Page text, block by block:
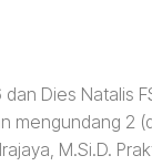
Dies Natalis
mengundang 2
M.Si.D.